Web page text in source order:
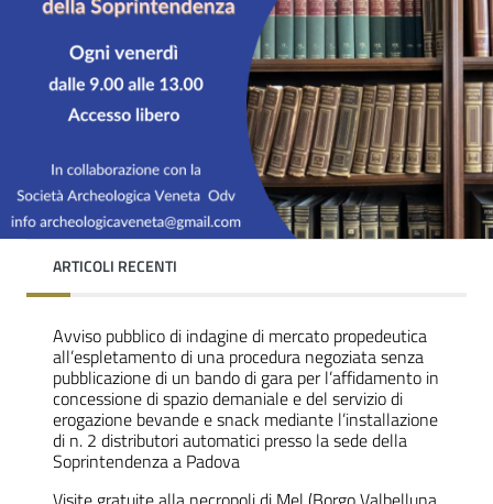
ARTICOLI RECENTI
Avviso pubblico di indagine di mercato propedeutica
all’espletamento di una procedura negoziata senza
pubblicazione di un bando di gara per l’affidamento in
concessione di spazio demaniale e del servizio di
erogazione bevande e snack mediante l’installazione
di n. 2 distributori automatici presso la sede della
Soprintendenza a Padova